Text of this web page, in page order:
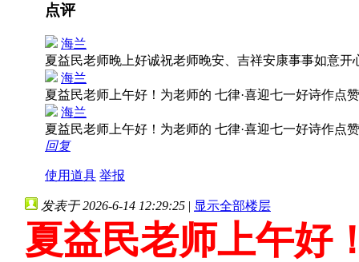
点评
海兰
夏益民老师晚上好诚祝老师晚安、吉祥安康事事如意
海兰
夏益民老师上午好！为老师的 七律·喜迎七一好诗作点
海兰
夏益民老师上午好！为老师的 七律·喜迎七一好诗作点
回复
使用道具 举报
发表于 2026-6-14 12:29:25 | 显示全部楼层
夏益民老师上午好